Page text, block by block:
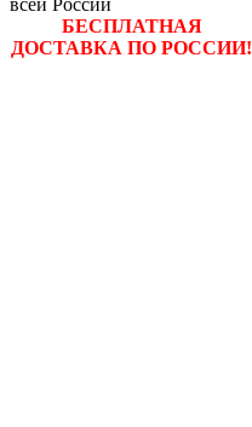
БЕСПЛАТНАЯ
ДОСТАВКА ПО РОССИИ!